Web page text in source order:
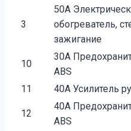
3
50A
обогреватель,
зажигание
10
30A
ABS
11
40A Усилитель
12
40A
ABS